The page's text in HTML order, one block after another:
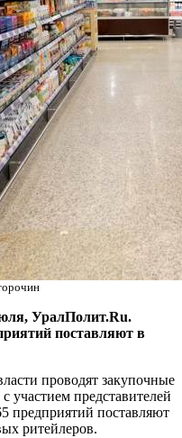
УралПолит.Ru.
поставляют в
проводят закупочные
участием представителей
предприятий поставляют
ритейлеров.